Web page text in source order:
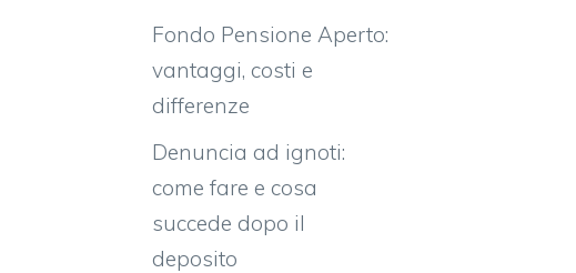
Fondo Pensione Aperto:
vantaggi, costi e
differenze
Denuncia ad ignoti:
come fare e cosa
succede dopo il
deposito